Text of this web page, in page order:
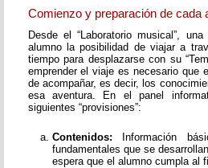
Comienzo y preparación de cada
Desde el “Laboratorio musical”,
alumno la posibilidad de viajar a
tiempo para desplazarse con su
emprender el viaje es necesario que
de acompañar, es decir, los
esa aventura. En el panel
siguientes “provisiones”:
Contenidos: Información
fundamentales que se
espera que el alumno cumpla al